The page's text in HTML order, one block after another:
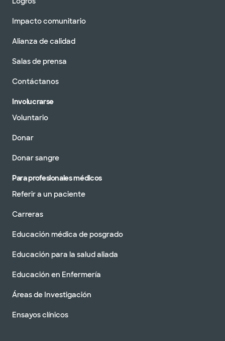
Impacto comunitario
Alianza de calidad
Salas de prensa
Contáctanos
Involucrarse
Voluntario
Donar
Donar sangre
Para profesionales médicos
Referir a un paciente
Carreras
Educación médica de posgrado
Educación para la salud aliada
Educación en Enfermería
Áreas de Investigación
Ensayos clínicos